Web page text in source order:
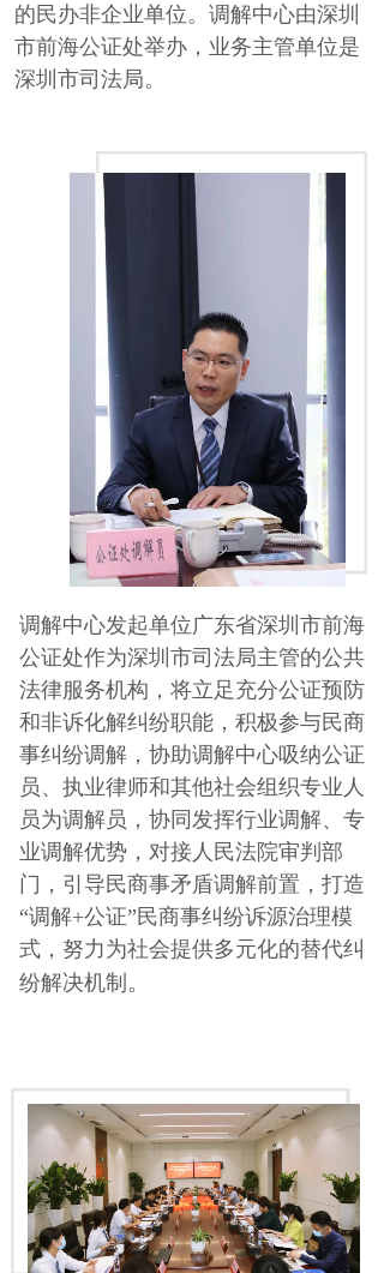
的民办非企业单位。调解中心由深圳
市前海公证处举办，业务主管单位是
深圳市司法局。
调解中心发起单位广东省深圳市前海
公证处作为深圳市司法局主管的公共
法律服务机构，将立足充分公证预防
和非诉化解纠纷职能，积极参与民商
事纠纷调解，协助调解中心吸纳公证
员、执业律师和其他社会组织专业人
员为调解员，协同发挥行业调解、专
业调解优势，对接人民法院审判部
门，引导民商事矛盾调解前置，打造
“调解+公证”民商事纠纷诉源治理模
式，努力为社会提供多元化的替代纠
纷解决机制 。